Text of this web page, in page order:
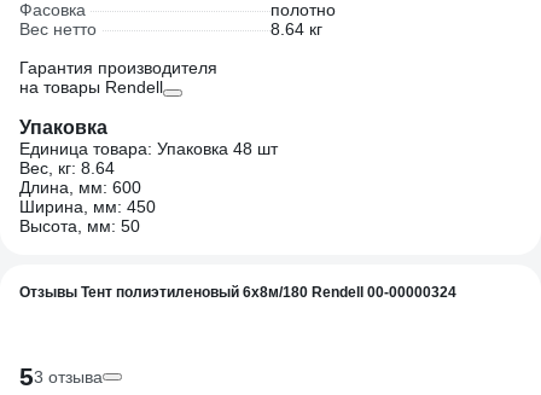
Фасовка
полотно
Вес нетто
8.64 кг
Гарантия производителя
на товары Rendell
Упаковка
Единица товара: Упаковка 48 шт
Вес, кг: 8.64
Длина, мм: 600
Ширина, мм: 450
Высота, мм: 50
Отзывы Тент полиэтиленовый 6х8м/180 Rendell 00-00000324
53 отзыва